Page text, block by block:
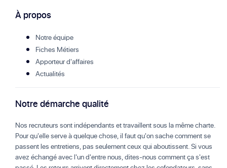
À propos
Notre équipe
Fiches Métiers
Apporteur d'affaires
Actualités
Notre démarche qualité
Nos recruteurs sont indépendants et travaillent sous la même charte.
Pour qu'elle serve à quelque chose, il faut qu'on sache comment se
passent les entretiens, pas seulement ceux qui aboutissent. Si vous
avez échangé avec l'un d'entre nous, dites-nous comment ça s'est